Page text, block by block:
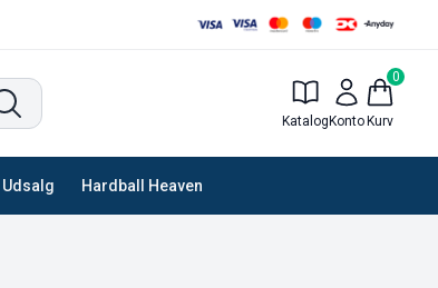
Katalog Konto
0
Kurv
Udsalg Hardball Heaven